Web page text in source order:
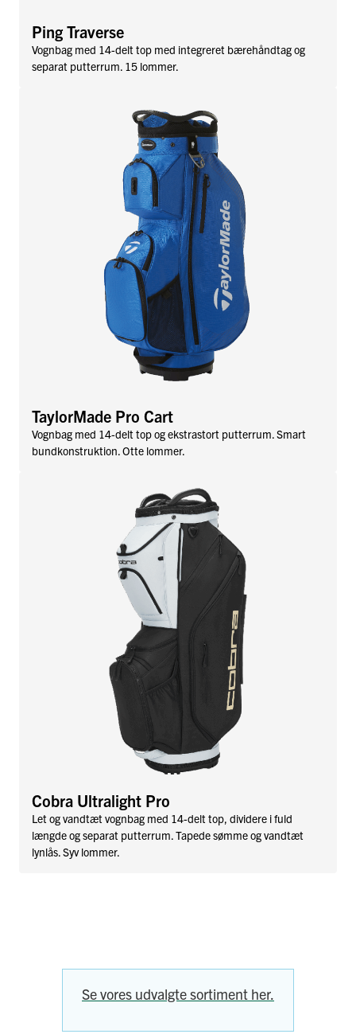
Ping Traverse
Vognbag med 14-delt top med integreret bærehåndtag og
separat putterrum. 15 lommer.
TaylorMade Pro Cart
Vognbag med 14-delt top og ekstrastort putterrum. Smart
bundkonstruktion. Otte lommer.
Cobra Ultralight Pro
Let og vandtæt vognbag med 14-delt top, dividere i fuld
længde og separat putterrum. Tapede sømme og vandtæt
lynlås. Syv lommer.
Se vores udvalgte sortiment her.